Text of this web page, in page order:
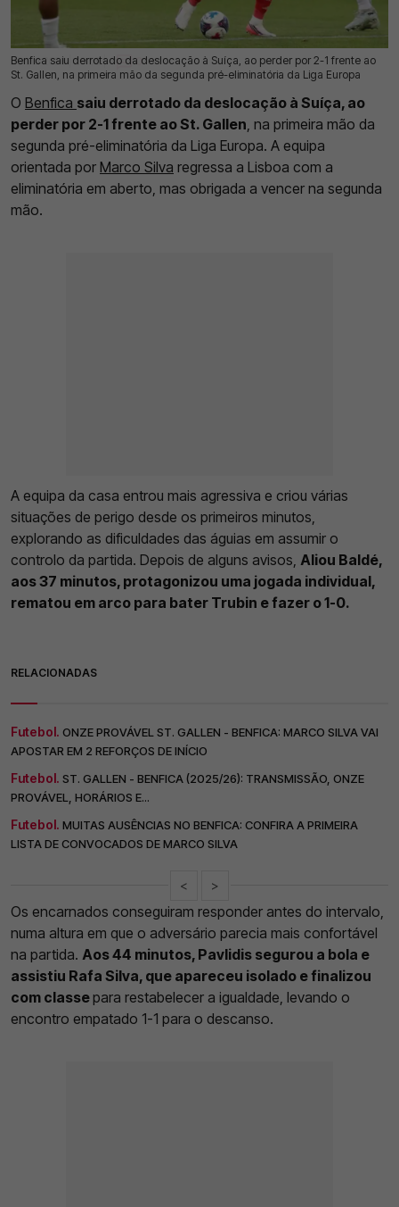
Benfica saiu derrotado da deslocação à Suíça, ao perder por 2-1 frente ao
St. Gallen, na primeira mão da segunda pré-eliminatória da Liga Europa
23 Jul 2026 | 20:55 | 0
O Benfica saiu derrotado da deslocação à Suíça, ao
perder por 2-1 frente ao St. Gallen , na primeira mão da
segunda pré-eliminatória da Liga Europa. A equipa
orientada por Marco Silva regressa a Lisboa com a
eliminatória em aberto, mas obrigada a vencer na segunda
mão.
A equipa da casa entrou mais agressiva e criou várias
situações de perigo desde os primeiros minutos,
explorando as dificuldades das águias em assumir o
controlo da partida. Depois de alguns avisos, Aliou Baldé,
aos 37 minutos, protagonizou uma jogada individual,
rematou em arco para bater Trubin e fazer o 1-0.
RELACIONADAS
Futebol. ONZE PROVÁVEL ST. GALLEN - BENFICA: MARCO SILVA VAI
APOSTAR EM 2 REFORÇOS DE INÍCIO
Futebol. ST. GALLEN - BENFICA (2025/26): TRANSMISSÃO, ONZE
PROVÁVEL, HORÁRIOS E...
Futebol. MUITAS AUSÊNCIAS NO BENFICA: CONFIRA A PRIMEIRA
LISTA DE CONVOCADOS DE MARCO SILVA
< >
Os encarnados conseguiram responder antes do intervalo,
numa altura em que o adversário parecia mais confortável
na partida. Aos 44 minutos, Pavlidis segurou a bola e
assistiu Rafa Silva, que apareceu isolado e finalizou
com classepara restabelecer a igualdade, levando o
encontro empatado 1-1 para o descanso.